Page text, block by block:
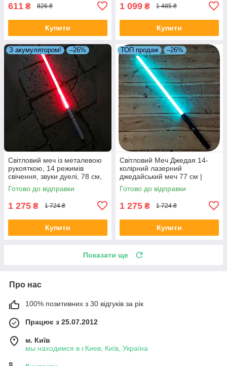
611 ₴ 826 ₴
Купити
1 099 ₴ 1 485 ₴
Купити
З акумулятором! –26%
Світловий меч із металевою
рукояткою, 14 режимів
свічення, звуки дуелі, 78 см,
лазерний меч Зіркові війни
Готово до відправки
1 275 ₴ 1 724 ₴
Купити
ТОП продаж –26%
Світловий Меч Джедая 14-
колірний лазерний
джедайський меч 77 см |
металева ручка | акумулятор
Готово до відправки
1 275 ₴ 1 724 ₴
Купити
Показати ще
Про нас
100% позитивних з 30 відгуків за рік
Працює з 25.07.2012
м. Київ
мы находимся в г.Киев, Київ, Україна